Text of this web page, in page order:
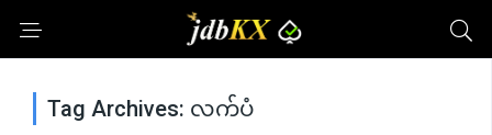
Tag Archives: လက်ပံ